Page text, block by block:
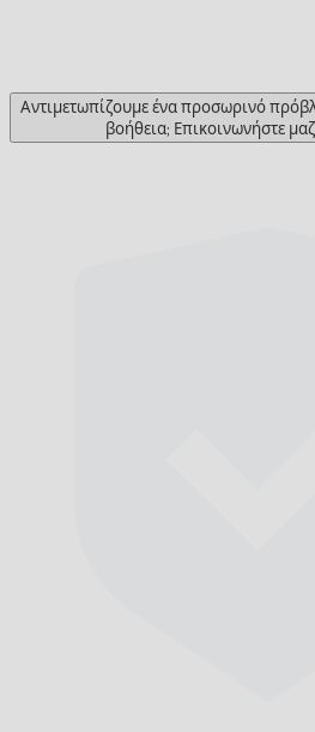
Αντιμετωπίζουμε ένα προσωρινό
βοήθεια; Επικοινωνήστε